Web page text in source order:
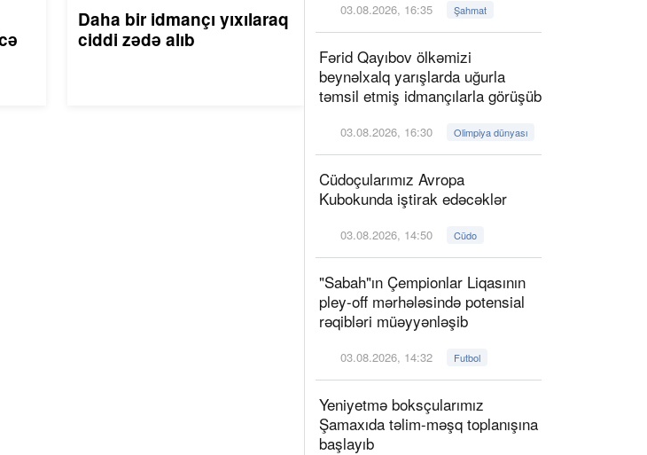
Daha bir idmançı yıxılaraq
ciddi zədə alıb
03.08.2026, 16:35 Şahmat
Fərid Qayıbov ölkəmizi
beynəlxalq yarışlarda uğurla
təmsil etmiş idmançılarla görüşüb
03.08.2026, 16:30 Olimpiya dünyası
Cüdoçularımız Avropa
Kubokunda iştirak edəcəklər
03.08.2026, 14:50 Cüdo
"Sabah"ın Çempionlar Liqasının
pley-off mərhələsində potensial
rəqibləri müəyyənləşib
03.08.2026, 14:32 Futbol
Yeniyetmə boksçularımız
Şamaxıda təlim-məşq toplanışına
başlayıb